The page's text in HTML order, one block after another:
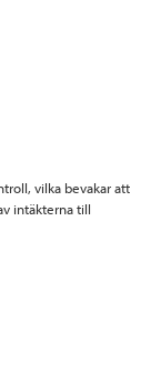
vilka bevakar att
intäkterna till